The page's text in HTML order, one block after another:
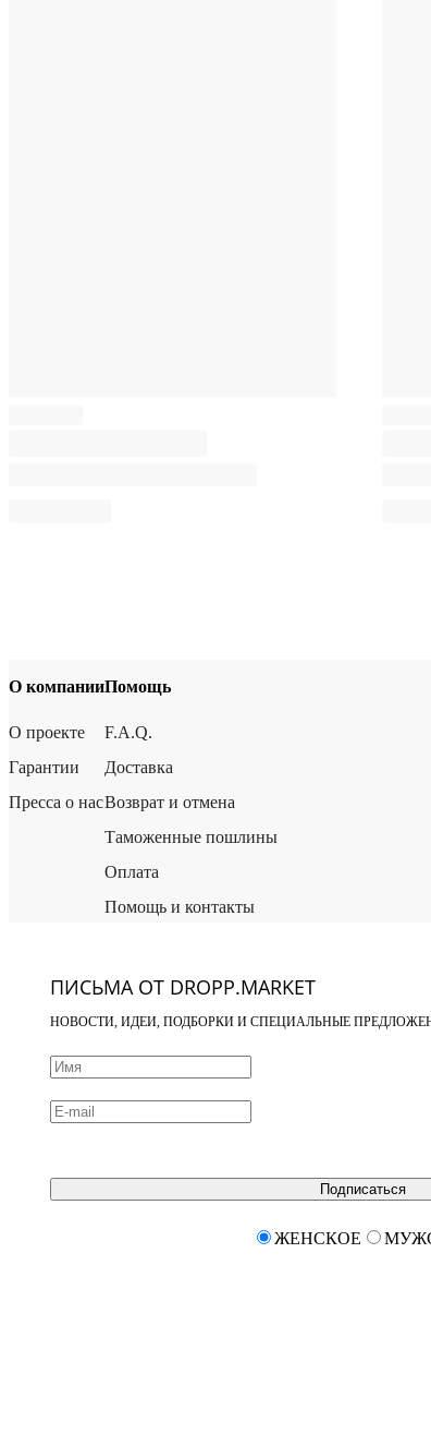
О компании
О проекте
Гарантии
Пресса о нас
Помощь
F.A.Q.
Доставка
Возврат и отмена
Таможенные пошлины
Оплата
Помощь и контакты
ПИСЬМА ОТ DROPP.MARKET
НОВОСТИ, ИДЕИ, ПОДБОРКИ И СПЕЦИАЛЬНЫЕ
Подписаться
ЖЕНСКОЕ